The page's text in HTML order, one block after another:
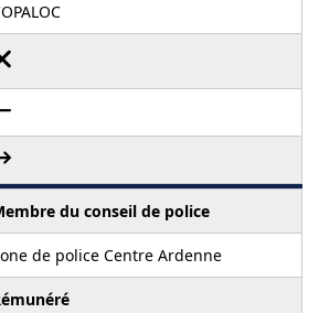
du conseil de police
de police Centre Ardenne